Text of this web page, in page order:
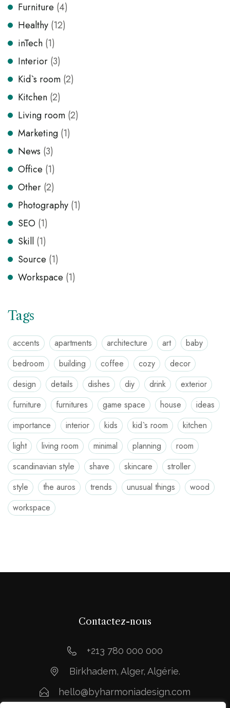
Furniture (4)
Healthy (12)
inTech (1)
Interior (3)
Kid`s room (2)
Kitchen (2)
Living room (2)
Marketing (1)
News (3)
Office (1)
Other (2)
Photography (1)
SEO (1)
Skill (1)
Source (1)
Workspace (1)
Tags
accents apartments architecture art
baby
bedroom
building coffee cozy
decor
design
details dishes diy drink
exterior
furniture
furnitures game space house
ideas
importance
interior kids kid`s room
kitchen
light
living room minimal planning
room
scandinavian style
shave skincare
stroller
style
the auros trends unusual things
wood
workspace
Contactez-nous
+213 780 000 000
Birkhadem, Alger, Algérie.
hello@byharmoniadesign.com